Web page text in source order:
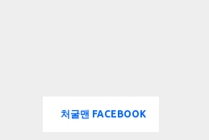
처굴맨 FACEBOOK